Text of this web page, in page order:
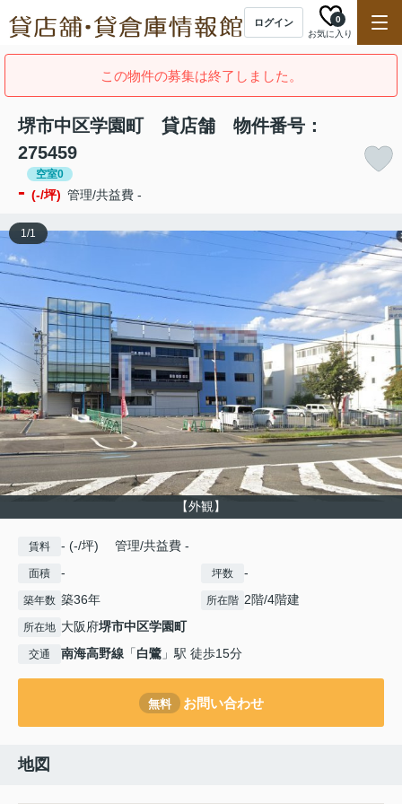
ログイン
お気に入り
0
この物件の募集は終了しました。
堺市中区学園町 貸店舗 物件番号：
275459
空室0
- (-/坪) 管理/共益費 -
【外観】
1/1
賃料 - (-/坪) 管理/共益費 -
面積 - 坪数 -
築年数 築36年 所在階 2階/4階建
所在地 大阪府堺市中区学園町
交通 南海高野線 「白鷺 」駅 徒歩15分
無料 お問い合わせ
地図